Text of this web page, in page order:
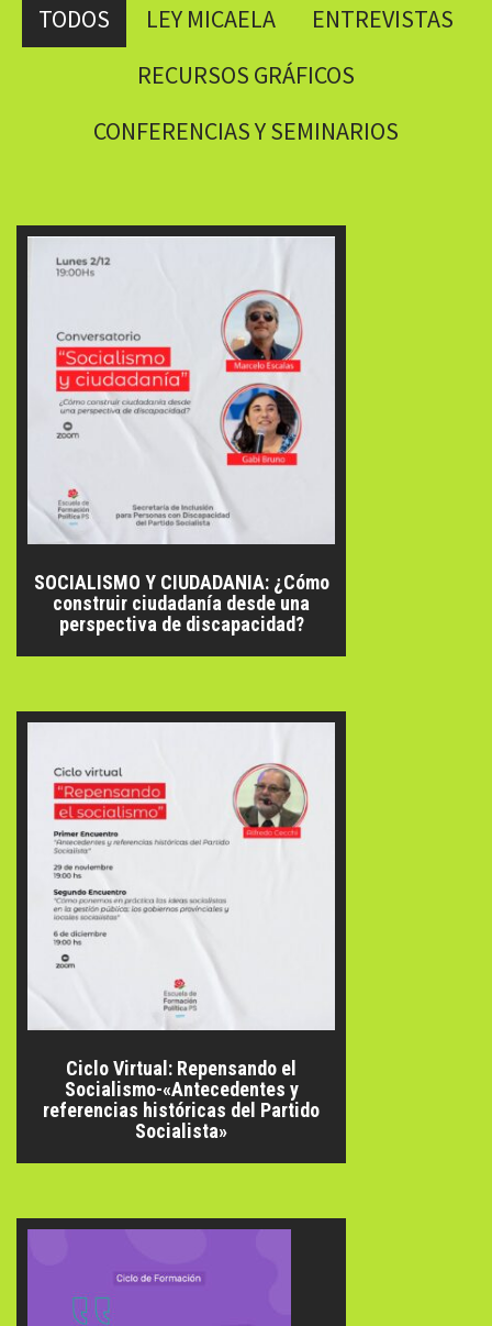
TODOS LEY MICAELA
ENTREVISTAS
RECURSOS GRÁFICOS
CONFERENCIAS Y SEMINARIOS
SOCIALISMO Y CIUDADANIA: ¿Cómo
construir ciudadanía desde una
perspectiva de discapacidad?
Ciclo Virtual: Repensando el
Socialismo-«Antecedentes y
referencias históricas del Partido
Socialista»